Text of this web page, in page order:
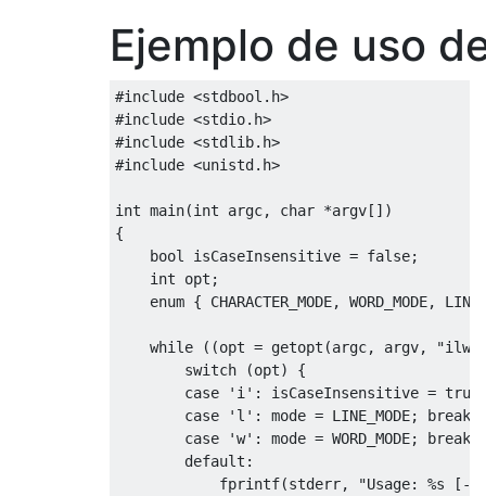
            fp1
            fp2
= fclose
}
* Function to compare two files line-by-
*/
compare_line(FILE *fp1 FILE *fp2
/*Buffer variables to store the
char buff2 LINESIZE ];
/*Check that neither is the end of
while((! feof ( fp1)) && (!feof(fp2 )))
/*Go through files line by line*/
        fgets
(buff1, LINESIZE, fp1);
Ejemplo de uso
#include <stdbool.h>
#include <stdio.h>
#include <stdlib.h>
#include <unistd.h>
int main(int argc, char *argv[])
{
bool
isCaseInsensitive = false;
int opt ;
enum { CHARACTER_MODE, WORD_MODE,
while ((opt = getopt (argc, argv, "ilw"
switch
(opt)
{
case
'i' : isCaseInsensitive = true
case
'l' : mode = LINE_MODE; break
case
'w' : mode = WORD_MODE; break
default :
            fprintf
(stderr,
"Usage: %s